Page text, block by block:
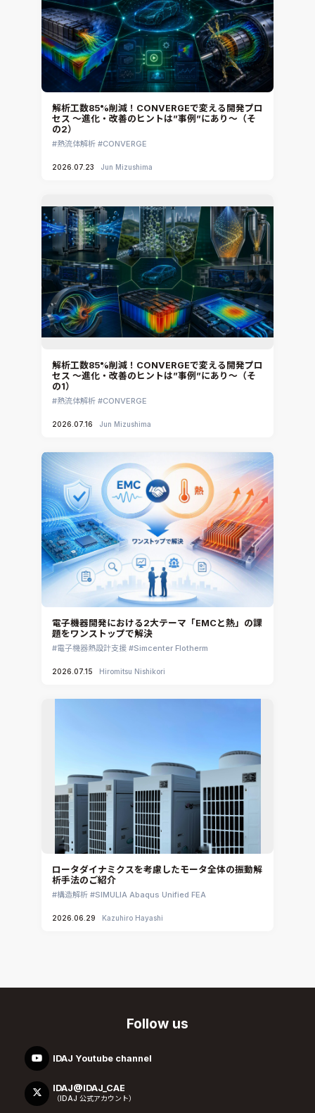
解析工数85%削減！CONVERGEで変える開発プロ
セス ～進化・改善のヒントは”事例”にあり～（そ
の2）
熱流体解析 CONVERGE
2026.07.23 Jun Mizushima
解析工数85%削減！CONVERGEで変える開発プロ
セス ～進化・改善のヒントは”事例”にあり～（そ
の1）
熱流体解析 CONVERGE
2026.07.16 Jun Mizushima
電子機器開発における2大テーマ「EMCと熱」の課
題をワンストップで解決
電子機器熱設計支援 Simcenter Flotherm
2026.07.15 Hiromitsu Nishikori
ロータダイナミクスを考慮したモータ全体の振動解
析手法のご紹介
構造解析 SIMULIA Abaqus Unified FEA
2026.06.29 Kazuhiro Hayashi
Follow us
IDAJ Youtube channel
IDAJ@IDAJ_CAE
（IDAJ 公式アカウント）